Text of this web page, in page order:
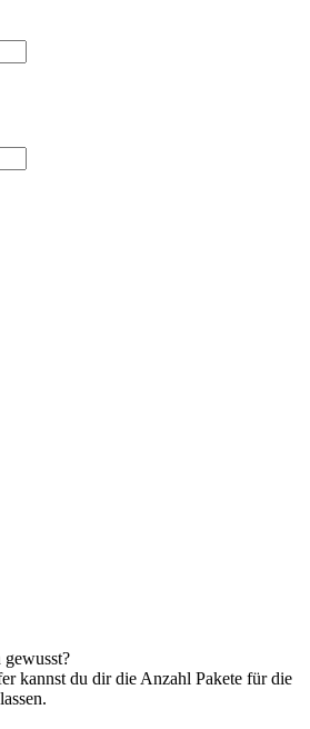
gewusst?
kannst du dir die Anzahl Pakete für die